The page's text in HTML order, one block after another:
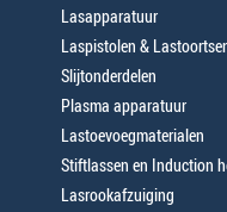
Lasapparatuur
Laspistolen &
Slijtonderdelen
Plasma apparatuur
Lastoevoegmaterialen
Stiftlassen en Induction
Lasrookafzuiging